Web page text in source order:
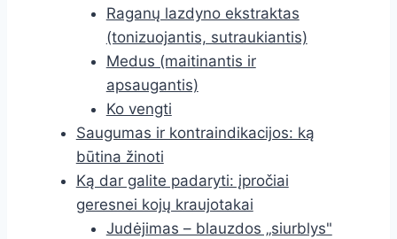
Raganų lazdyno ekstraktas
(tonizuojantis, sutraukiantis)
Medus (maitinantis ir
apsaugantis)
Ko vengti
Saugumas ir kontraindikacijos: ką
būtina žinoti
Ką dar galite padaryti: įpročiai
geresnei kojų kraujotakai
Judėjimas – blauzdos „siurblys"